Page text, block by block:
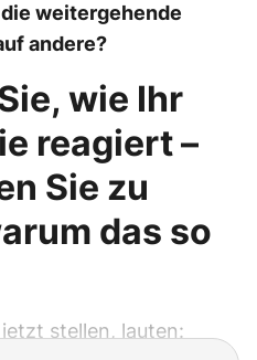
weitergehende
andere?
wie Ihr
reagiert –
Sie zu
das so
stellen, lauten: